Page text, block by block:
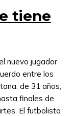
tiene
nuevo jugador
entre los
de 31 años,
finales de
El futbolista